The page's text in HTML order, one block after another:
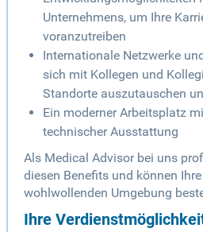
Unternehmens, um Ihre
voranzutreiben
Internationale Netzwerke
sich mit Kollegen und
Standorte auszutauschen
Ein moderner Arbeitsplatz
technischer Ausstattung
Als Medical Advisor bei uns
diesen Benefits und können
wohlwollenden Umgebung
Ihre